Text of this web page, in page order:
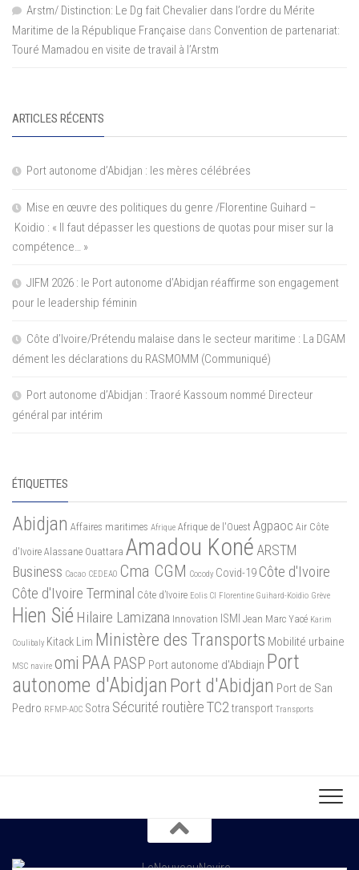
Arstm/ Distinction: Le Dg fait Chevalier dans l’ordre du Mérite
Maritime de la République Française dans Convention de partenariat:
Touré Mamadou en visite de travail à l’Arstm
ARTICLES RÉCENTS
Port autonome d’Abidjan : les mères célébrées
Mise en œuvre des politiques du genre /Florentine Guihard –
Koidio : « Il faut dépasser les questions de quotas pour miser sur la
compétence… »
JIFM 2026 : le Port autonome d’Abidjan réaffirme son engagement
pour le leadership féminin
Côte d’Ivoire/Prétendu malaise dans le secteur maritime : La DGAM
dément les déclarations du RASMOMM (Communiqué)
Port autonome d’Abidjan : Traoré Kassoum nommé Directeur
général par intérim
ÉTIQUETTES
Abidjan Affaires maritimes Afrique Afrique de l'Ouest Agpaoc Air Côte
d'Ivoire Alassane Ouattara Amadou Koné ARSTM
Business Cacao CEDEAO Cma CGM Cocody Covid-19 Côte d'Ivoire
Côte d'Ivoire Terminal Côte d’Ivoire Eolis CI Florentine Guihard-Koidio Grève
Hien Sié Hilaire Lamizana Innovation ISMI Jean Marc Yacé Karim
Coulibaly Kitack Lim Ministère des Transports Mobilité urbaine
MSC navire omi PAA PASP Port autonome d'Abdiajn Port
autonome d'Abidjan Port d'Abidjan Port de San
Pedro RFMP-AOC Sotra Sécurité routièreTC2transport Transports